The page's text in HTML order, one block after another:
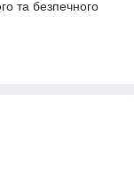
та безпечного